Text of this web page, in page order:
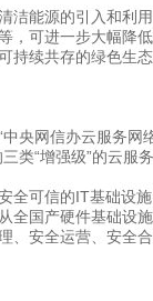
能源的引入和利用
，可进一步大幅降
持续共存的绿色生态
网信办云服务网络
类“增强级”的云服务
可信的IT基础设施
全国产硬件基础设
、安全运营、安全